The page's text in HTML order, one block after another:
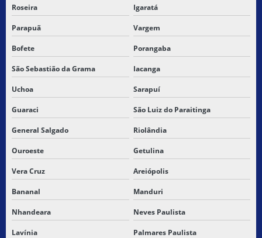
Roseira Igaratá
Parapuã Vargem
Bofete Porangaba
São Sebastião da Grama Iacanga
Uchoa Sarapuí
Guaraci São Luiz do Paraitinga
General Salgado Riolândia
Ouroeste Getulina
Vera Cruz Areiópolis
Bananal Manduri
Nhandeara Neves Paulista
Lavínia Palmares Paulista